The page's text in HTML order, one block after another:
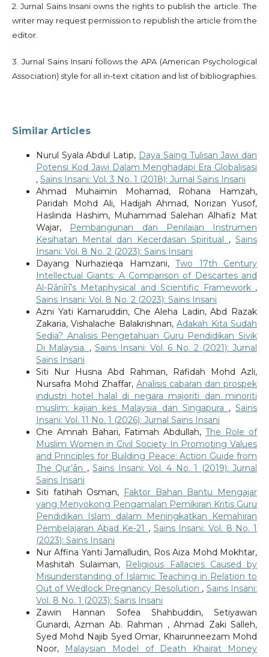
2. Jurnal Sains Insani owns the rights to publish the article. The
writer may request permission to republish the article from the
editor.
3. Jurnal Sains Insani follows the APA (American Psychological
Association) style for all in-text citation and list of bibliographies.
Similar Articles
Nurul Syala Abdul Latip, Daya Saing Tulisan Jawi dan
Potensi Kod Jawi Dalam Menghadapi Era Globalisasi
, Sains Insani: Vol. 3 No. 1 (2018): Jurnal Sains Insani
Ahmad Muhaimin Mohamad, Rohana Hamzah,
Paridah Mohd Ali, Hadijah Ahmad, Norizan Yusof,
Haslinda Hashim, Muhammad Salehan Alhafiz Mat
Wajar, Pembangunan dan Penilaian Instrumen
Kesihatan Mental dan Kecerdasan Spiritual ,Sains
Insani: Vol. 8 No. 2 (2023): Sains Insani
Dayang Nurhazieqa Hamzani,Two 17th Century
Intellectual Giants: A Comparison of Descartes and
Al-Rānīrī’s Metaphysical and Scientific Framework ,
Sains Insani: Vol. 8 No. 2 (2023): Sains Insani
Azni Yati Kamaruddin, Che Aleha Ladin, Abd Razak
Zakaria, Vishalache Balakrishnan,Adakah Kita Sudah
Sedia? Analisis Pengetahuan Guru Pendidikan Sivik
Di Malaysia. , Sains Insani: Vol. 6 No. 2 (2021): Jurnal
Sains Insani
Siti Nur Husna Abd Rahman, Rafidah Mohd Azli,
Nursafra Mohd Zhaffar, Analisis cabaran dan prospek
industri hotel halal di negara majoriti dan minoriti
muslim: kajian kes Malaysia dan Singapura ,Sains
Insani: Vol. 11 No. 1 (2026): Jurnal Sains Insani
Che Amnah Bahari, Fatimah Abdullah,The Role of
Muslim Women in Civil Society In Promoting Values
and Principles for Building Peace: Action Guide from
The Qur’ān ,Sains Insani: Vol. 4 No. 1 (2019): Jurnal
Sains Insani
Siti fatihah Osman, Faktor Bahan Bantu Mengajar
yang Menyokong Pengamalan Pemikiran Kritis Guru
Pendidikan Islam dalam Meningkatkan Kemahiran
Pembelajaran Abad Ke-21 , Sains Insani: Vol. 8 No. 1
(2023): Sains Insani
Nur Affina Yanti Jamalludin, Ros Aiza Mohd Mokhtar,
Mashitah Sulaiman, Religious Fallacies Caused by
Misunderstanding of Islamic Teaching in Relation to
Out of Wedlock Pregnancy Resolution , Sains Insani:
Vol. 8 No. 1 (2023): Sains Insani
Zawin Hannan Sofea Shahbuddin, Setiyawan
Gunardi, Azman Ab. Rahman , Ahmad Zaki Salleh,
Syed Mohd Najib Syed Omar, Khairunneezam Mohd
Noor, Malaysian Model of Death Khairat Money